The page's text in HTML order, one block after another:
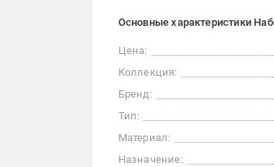
Основные характеристики
Цена:
Коллекция:
Бренд:
Тип:
Материал:
Назначение: